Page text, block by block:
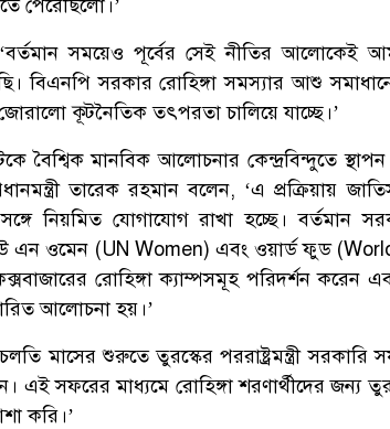
পেরেছিলো।’
সময়েও পূর্বের সেই নীতির আলোকেই
বিএনপি সরকার রোহিঙ্গা সমস্যার আশু
জোরালো কূটনৈতিক তৎপরতা চালিয়ে যাচ্ছে।’
বৈশ্বিক মানবিক আলোচনার কেন্দ্রবিন্দুতে
তারেক রহমান বলেন, ‘এ প্রক্রিয়ায়
সঙ্গে নিয়মিত যোগাযোগ রাখা হচ্ছে।
এন ওমেন (UN Women) এবং ওয়ার্ড ফুড
রোহিঙ্গা ক্যাম্পসমূহ পরিদর্শন
আলোচনা হয়।’
মাসের শুরুতে তুরস্কের পররাষ্ট্রমন্ত্রী সরকারি
এই সফরের মাধ্যমে রোহিঙ্গা শরণার্থীদের জন্য
করি।’